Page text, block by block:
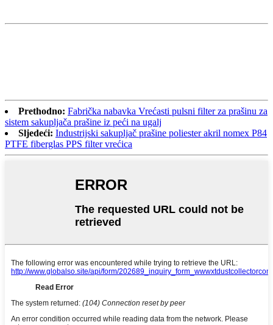
Prethodno: Fabrička nabavka Vrećasti pulsni filter za prašinu za
sistem sakupljača prašine iz peći na ugalj
Sljedeći: Industrijski sakupljač prašine poliester akril nomex P84
PTFE fiberglas PPS filter vrećica